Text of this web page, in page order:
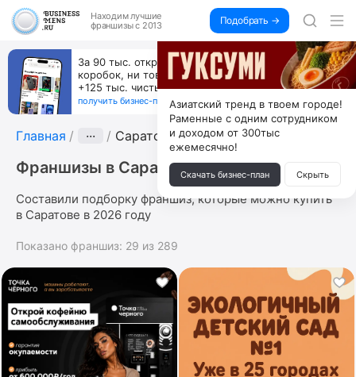
Находим лучшие
франшизы с 2013
Подобрать →
Пока все учатся пользоваться ИИ, вы можете
зарабатывать на их обучении по 500 тыс. каждый
месяц
получить бизнес-план ↓
Главная ··· Саратов
Франшизы в Саратове
Составили подборку франшиз, которые можно купить
в Саратове в 2026 году
Показано франшиз: 29 из 289
Азиатский тренд в твоем городе!
Раменные с одним сотрудником
и доходом от 300тыс
ежемесячно!
Скачать бизнес-план Скрыть